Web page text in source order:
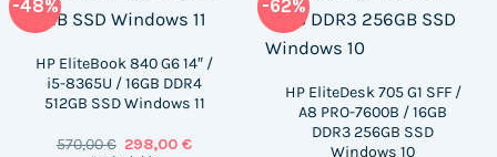
-48%
HP EliteBook 840 G6 14″ /
i5-8365U / 16GB DDR4
512GB SSD Windows 11
570,00€ El
298,00€El
-62%
HP EliteDesk 705 G1 SFF /
A8 PRO-7600B / 16GB
DDR3 256GB SSD
Windows 10